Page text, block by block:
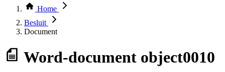
Thema COVID-19
Bekijk per bestuursorgaan
Home
Besluit
Document
Word-document object0010